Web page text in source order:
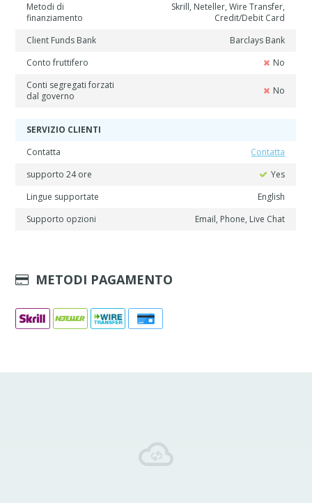
Metodi di
finanziamento
Skrill, Neteller, Wire Transfer,
Credit/Debit Card
Client Funds Bank
Barclays Bank
Conto fruttifero
No
Conti segregati forzati
dal governo
No
SERVIZIO CLIENTI
Contatta
Contatta
supporto 24 ore
Yes
Lingue supportate
English
Supporto opzioni
Email, Phone, Live Chat
METODI PAGAMENTO